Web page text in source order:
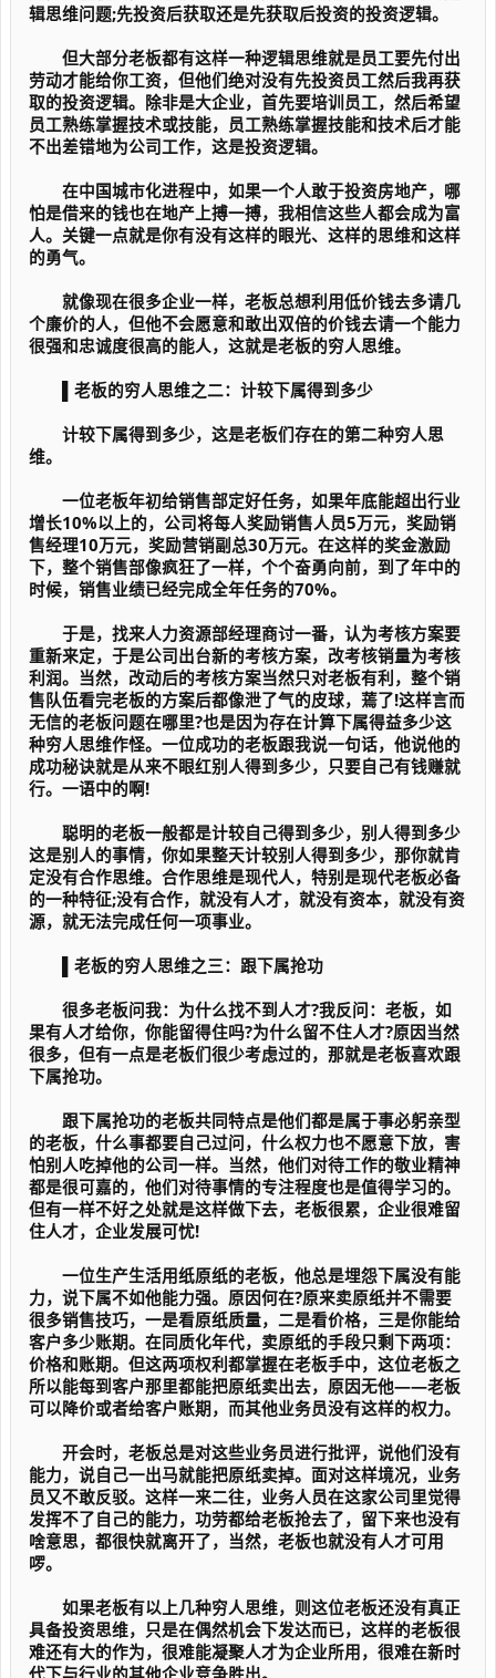
辑思维问题;先投资后获取还是先获取后投资的投资逻辑。
但大部分老板都有这样一种逻辑思维就是员工要先付出
劳动才能给你工资，但他们绝对没有先投资员工然后我再获
取的投资逻辑。除非是大企业，首先要培训员工，然后希望
员工熟练掌握技术或技能，员工熟练掌握技能和技术后才能
不出差错地为公司工作，这是投资逻辑。
在中国城市化进程中，如果一个人敢于投资房地产，哪
怕是借来的钱也在地产上搏一搏，我相信这些人都会成为富
人。关键一点就是你有没有这样的眼光、这样的思维和这样
的勇气。
就像现在很多企业一样，老板总想利用低价钱去多请几
个廉价的人，但他不会愿意和敢出双倍的价钱去请一个能力
很强和忠诚度很高的能人，这就是老板的穷人思维。
▌老板的穷人思维之二：计较下属得到多少
计较下属得到多少，这是老板们存在的第二种穷人思
维。
一位老板年初给销售部定好任务，如果年底能超出行业
增长10%以上的，公司将每人奖励销售人员5万元，奖励销
售经理10万元，奖励营销副总30万元。在这样的奖金激励
下，整个销售部像疯狂了一样，个个奋勇向前，到了年中的
时候，销售业绩已经完成全年任务的70%。
于是，找来人力资源部经理商讨一番，认为考核方案要
重新来定，于是公司出台新的考核方案，改考核销量为考核
利润。当然，改动后的考核方案当然只对老板有利，整个销
售队伍看完老板的方案后都像泄了气的皮球，蔫了!这样言而
无信的老板问题在哪里?也是因为存在计算下属得益多少这
种穷人思维作怪。一位成功的老板跟我说一句话，他说他的
成功秘诀就是从来不眼红别人得到多少，只要自己有钱赚就
行。一语中的啊!
聪明的老板一般都是计较自己得到多少，别人得到多少
这是别人的事情，你如果整天计较别人得到多少，那你就肯
定没有合作思维。合作思维是现代人，特别是现代老板必备
的一种特征;没有合作，就没有人才，就没有资本，就没有资
源，就无法完成任何一项事业。
▌老板的穷人思维之三：跟下属抢功
很多老板问我：为什么找不到人才?我反问：老板，如
果有人才给你，你能留得住吗?为什么留不住人才?原因当然
很多，但有一点是老板们很少考虑过的，那就是老板喜欢跟
下属抢功。
跟下属抢功的老板共同特点是他们都是属于事必躬亲型
的老板，什么事都要自己过问，什么权力也不愿意下放，害
怕别人吃掉他的公司一样。当然，他们对待工作的敬业精神
都是很可嘉的，他们对待事情的专注程度也是值得学习的。
但有一样不好之处就是这样做下去，老板很累，企业很难留
住人才，企业发展可忧!
一位生产生活用纸原纸的老板，他总是埋怨下属没有能
力，说下属不如他能力强。原因何在?原来卖原纸并不需要
很多销售技巧，一是看原纸质量，二是看价格，三是你能给
客户多少账期。在同质化年代，卖原纸的手段只剩下两项：
价格和账期。但这两项权利都掌握在老板手中，这位老板之
所以能每到客户那里都能把原纸卖出去，原因无他——老板
可以降价或者给客户账期，而其他业务员没有这样的权力。
开会时，老板总是对这些业务员进行批评，说他们没有
能力，说自己一出马就能把原纸卖掉。面对这样境况，业务
员又不敢反驳。这样一来二往，业务人员在这家公司里觉得
发挥不了自己的能力，功劳都给老板抢去了，留下来也没有
啥意思，都很快就离开了，当然，老板也就没有人才可用
啰。
如果老板有以上几种穷人思维，则这位老板还没有真正
具备投资思维，只是在偶然机会下发达而已，这样的老板很
难还有大的作为，很难能凝聚人才为企业所用，很难在新时
代下与行业的其他企业竞争胜出。